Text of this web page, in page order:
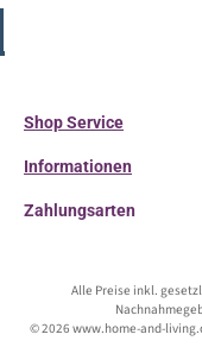
Shop Service
Informationen
Zahlungsarten
Alle Preise inkl.
© 2026 www.home-and-